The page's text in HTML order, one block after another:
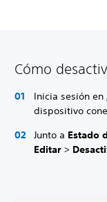
Cómo
Inicia sesión en
dispositivo
Junto a Estado
Editar >